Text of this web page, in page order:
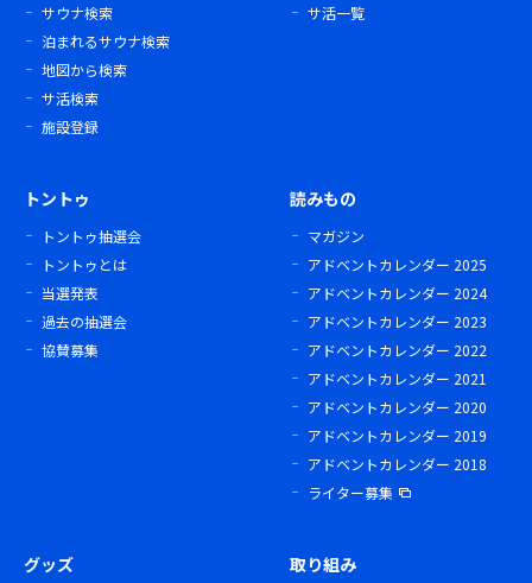
サウナ検索
泊まれるサウナ検索
地図から検索
サ活検索
施設登録
サ活一覧
トントゥ
トントゥ抽選会
トントゥとは
当選発表
過去の抽選会
協賛募集
読みもの
マガジン
アドベントカレンダー 2025
アドベントカレンダー 2024
アドベントカレンダー 2023
アドベントカレンダー 2022
アドベントカレンダー 2021
アドベントカレンダー 2020
アドベントカレンダー 2019
アドベントカレンダー 2018
ライター募集
グッズ 取り組み